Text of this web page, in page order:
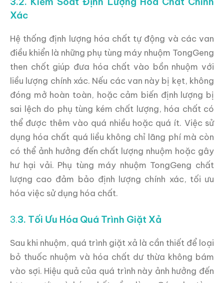
Xác
Hệ thống định lượng hóa chất tự động và các van
điều khiển là những phụ tùng máy nhuộm TongGeng
then chốt giúp đưa hóa chất vào bồn nhuộm với
liều lượng chính xác. Nếu các van này bị kẹt, không
đóng mở hoàn toàn, hoặc cảm biến định lượng bị
sai lệch do phụ tùng kém chất lượng, hóa chất có
thể được thêm vào quá nhiều hoặc quá ít. Việc sử
dụng hóa chất quá liều không chỉ lãng phí mà còn
có thể ảnh hưởng đến chất lượng nhuộm hoặc gây
hư hại vải. Phụ tùng máy nhuộm TongGeng chất
lượng cao đảm bảo định lượng chính xác, tối ưu
hóa việc sử dụng hóa chất.
3.3. Tối Ưu Hóa Quá Trình Giặt Xả
Sau khi nhuộm, quá trình giặt xả là cần thiết để loại
bỏ thuốc nhuộm và hóa chất dư thừa không bám
vào sợi. Hiệu quả của quá trình này ảnh hưởng đến